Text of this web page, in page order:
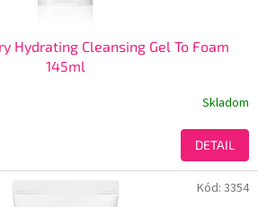
Hydrating Cleansing Gel To Foam
145ml
Skladom
DETAIL
Kód: 3354